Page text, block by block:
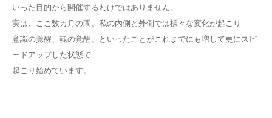
いった目的から開催するわけではありません。
実は、ここ数カ月の間、私の内側と外側では様々な変化が起こり
意識の覚醒、魂の覚醒、といったことがこれまでにも増して更にスピ
ードアップした状態で
起こり始めています。